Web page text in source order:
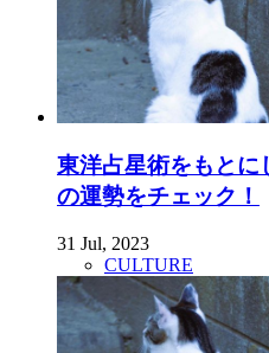
東洋占星術をもとに
の運勢をチェック！
31 Jul, 2023
CULTURE